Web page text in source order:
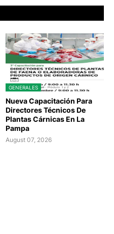
GENERALES
Nueva Capacitación Para
Directores Técnicos De
Plantas Cárnicas En La
Pampa
August 07, 2026